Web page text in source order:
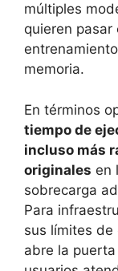
múltiples
quieren
memoria.
En términos
tiempo de
incluso más
originales en
sobrecarga
Para
sus límites de
abre la